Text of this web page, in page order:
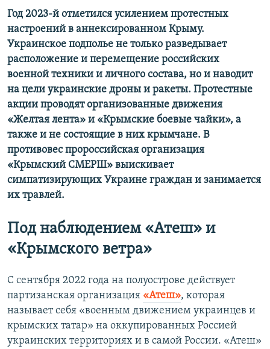
Год 2023-й отметился усилением протестных
настроений в аннексированном Крыму.
Украинское подполье не только разведывает
расположение и перемещение российских
военной техники и личного состава, но и наводит
на цели украинские дроны и ракеты. Протестные
акции проводят организованные движения
«Желтая лента» и «Крымские боевые чайки», а
также и не состоящие в них крымчане. В
противовес пророссийская организация
«Крымский СМЕРШ» выискивает
симпатизирующих Украине граждан и занимается
их травлей.
Под наблюдением «Атеш» и
«Крымского ветра»
С сентября 2022 года на полуострове действует
партизанская организация «Атеш», которая
называет себя «военным движением украинцев и
крымских татар» на оккупированных Россией
украинских территориях и в самой России. «Атеш»